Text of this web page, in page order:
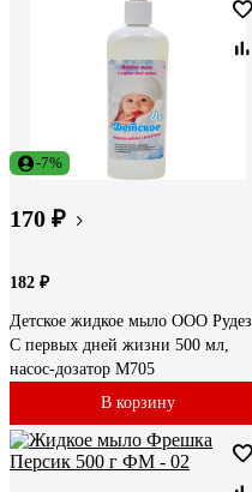
-7%
170 ₽
182 ₽
Детское жидкое мыло ООО Рудез
С первых дней жизни 500 мл,
насос-дозатор М705
В корзину